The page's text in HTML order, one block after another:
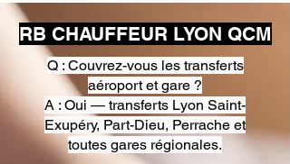
RB CHAUFFEUR LYON QCM
Q : Couvrez-vous les transferts
aéroport et gare ?
A : Oui — transferts Lyon Saint-
Exupéry, Part-Dieu, Perrache et
toutes gares régionales.